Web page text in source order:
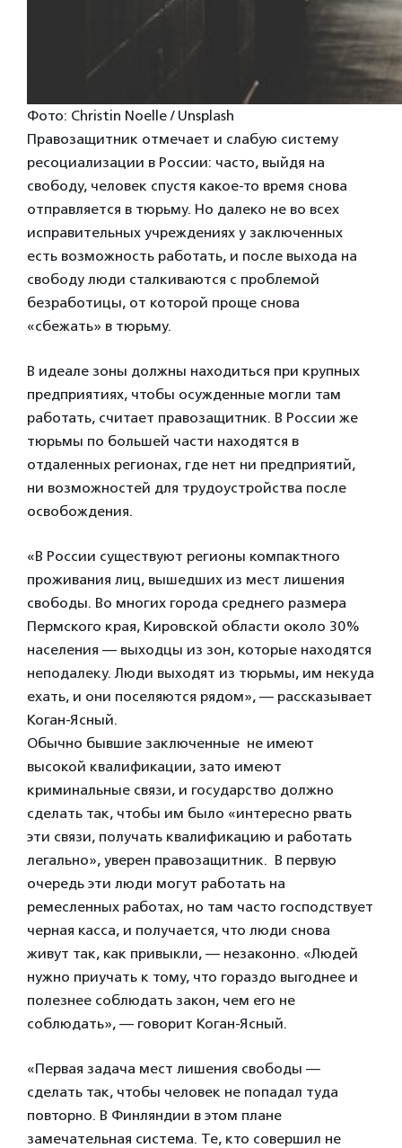
Фото: Christin Noelle / Unsplash
Правозащитник отмечает и слабую систему
ресоциализации в России: часто, выйдя на
свободу, человек спустя какое-то время снова
отправляется в тюрьму. Но далеко не во всех
исправительных учреждениях у заключенных
есть возможность работать, и после выхода на
свободу люди сталкиваются с проблемой
безработицы, от которой проще снова
«сбежать» в тюрьму.
В идеале зоны должны находиться при крупных
предприятиях, чтобы осужденные могли там
работать, считает правозащитник. В России же
тюрьмы по большей части находятся в
отдаленных регионах, где нет ни предприятий,
ни возможностей для трудоустройства после
освобождения.
«В России существуют регионы компактного
проживания лиц, вышедших из мест лишения
свободы. Во многих города среднего размера
Пермского края, Кировской области около 30%
населения — выходцы из зон, которые находятся
неподалеку. Люди выходят из тюрьмы, им некуда
ехать, и они поселяются рядом», — рассказывает
Коган-Ясный.
Обычно бывшие заключенные не имеют
высокой квалификации, зато имеют
криминальные связи, и государство должно
сделать так, чтобы им было «интересно рвать
эти связи, получать квалификацию и работать
легально», уверен правозащитник. В первую
очередь эти люди могут работать на
ремесленных работах, но там часто господствует
черная касса, и получается, что люди снова
живут так, как привыкли, — незаконно. «Людей
нужно приучать к тому, что гораздо выгоднее и
полезнее соблюдать закон, чем его не
соблюдать», — говорит Коган-Ясный.
«Первая задача мест лишения свободы —
сделать так, чтобы человек не попадал туда
повторно. В Финляндии в этом плане
замечательная система. Те, кто совершил не